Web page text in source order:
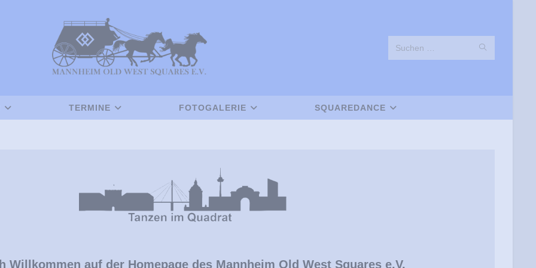
Diese
TERMINE FOTOGALERIE SQUAREDANCE
Willkommen auf der Homepage des Mannheim Old West Squares e.V.